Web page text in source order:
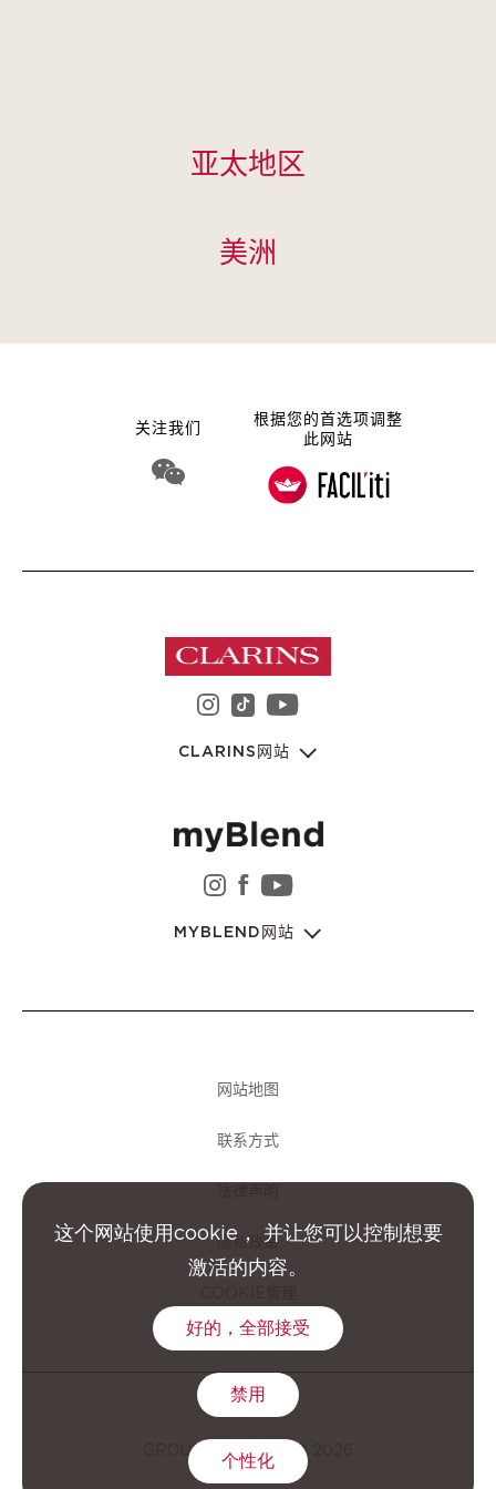
亚太地区
美洲
关注我们
WeChat 娇韵诗集团
根据您的首选项调整
此网站
instagram 娇韵诗集团
youtube 娇韵诗集
CLARINS网站
instagram 娇韵诗集团
facebook 娇韵诗集团
youtube 娇韵诗集
MYBLEND网站
GROUPE CLARINS © 2026
网站地图
联系方式
隐私政策
这个网站使用cookie， 并让您可以控制想要
激活的内容。
好的，全部接受
禁用
个性化